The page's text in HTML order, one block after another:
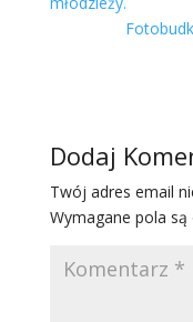
Dodaj
Twój adres email
Wymagane pola są